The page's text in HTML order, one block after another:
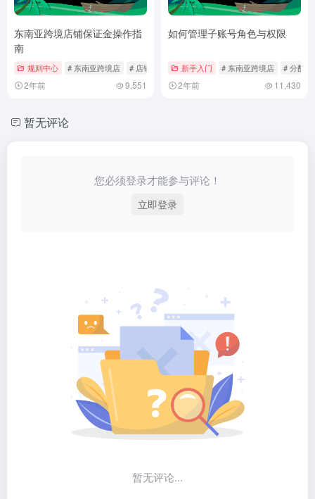
东南亚跨境店铺保证金操作指
南
规则中心 # 东南亚跨境店 # 店铺保证金 # 操作指南
2年前 9,551
如何管理子账号角色与权限
新手入门 # 东南亚跨境店 # 分配子
2年前 11,430
暂无评论
您必须登录才能参与评论！
立即登录
暂无评论...